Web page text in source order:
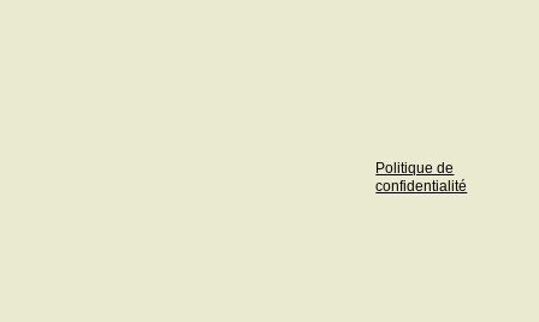
Politique de
confidentialité